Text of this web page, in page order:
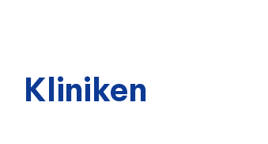
Kliniken